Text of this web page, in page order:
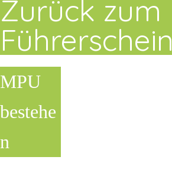
Zurück zum
Führerschein
MPU
bestehe
n